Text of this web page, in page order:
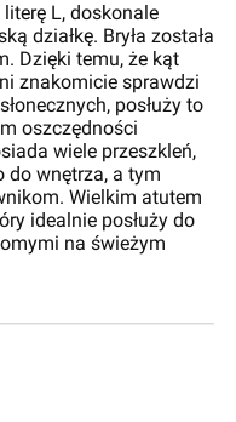
L, doskonale
działkę. Bryła została
Dzięki temu, że kąt
znakomicie sprawdzi
posłuży to
oszczędności
wiele przeszkleń,
do wnętrza, a tym
Wielkim atutem
idealnie posłuży do
na świeżym